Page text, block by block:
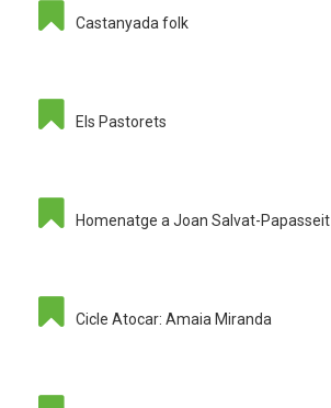
Castanyada folk
Els Pastorets
Homenatge a Joan Salvat-Papasseit
Cicle Atocar: Amaia Miranda